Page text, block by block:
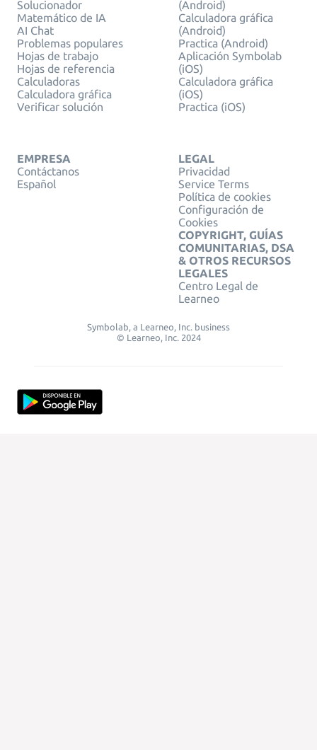
Solucionador
Matemático de IA
AI Chat
Problemas populares
Hojas de trabajo
Hojas de referencia
Calculadoras
Calculadora gráfica
Verificar solución
(Android)
Calculadora gráfica
(Android)
Practica (Android)
Aplicación Symbolab
(iOS)
Calculadora gráfica
(iOS)
Practica (iOS)
EMPRESA
Contáctanos
Español
LEGAL
Privacidad
Service Terms
Política de cookies
Configuración de
Cookies
COPYRIGHT, GUÍAS
COMUNITARIAS, DSA
& OTROS RECURSOS
LEGALES
Centro Legal de
Learneo
Symbolab, a Learneo, Inc. business
© Learneo, Inc. 2024